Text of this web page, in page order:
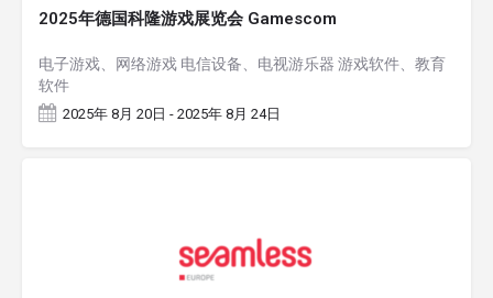
2025年德国科隆游戏展览会 Gamescom
电子游戏、网络游戏 电信设备、电视游乐器 游戏软件、教育
软件
2025年 8月 20日 - 2025年 8月 24日